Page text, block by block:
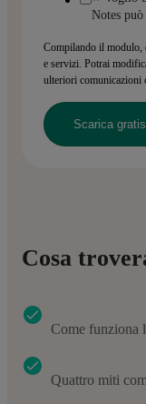
Notes
Compilando il modulo,
e servizi. Potrai
ulteriori comunicazioni
Cosa
Come funziona
Quattro miti